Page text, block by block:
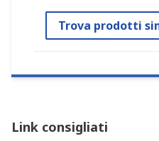
Trova prodotti
Link consigliati